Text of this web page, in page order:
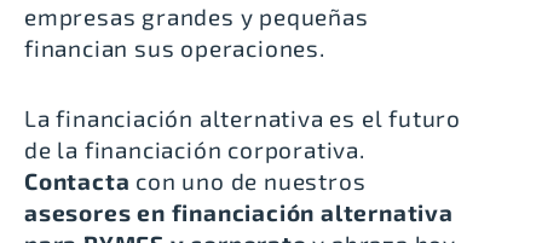
empresas grandes y pequeñas
financian sus operaciones.
La financiación alternativa es el futuro
de la financiación corporativa.
Contacta con uno de nuestros
asesores en financiación alternativa